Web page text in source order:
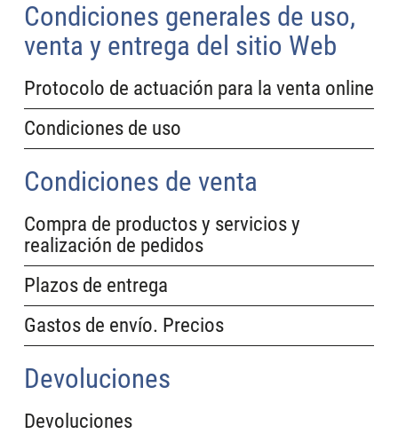
Condiciones generales de uso,
venta y entrega del sitio Web
Protocolo de actuación para la venta online
Condiciones de uso
Condiciones de venta
Compra de productos y servicios y
realización de pedidos
Plazos de entrega
Gastos de envío. Precios
Devoluciones
Devoluciones